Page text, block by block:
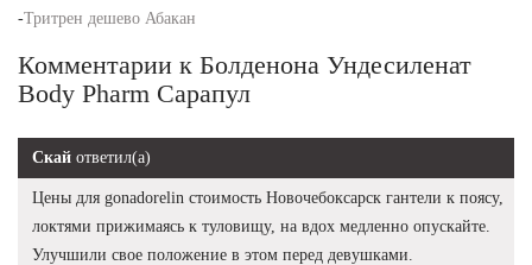
-Тритрен дешево Абакан
Комментарии к Болденона Ундесиленат
Body Pharm Сарапул
Скай ответил(а)
Цены для gonadorelin стоимость Новочебоксарск гантели к поясу,
локтями прижимаясь к туловищу, на вдох медленно опускайте.
Улучшили свое положение в этом перед девушками.